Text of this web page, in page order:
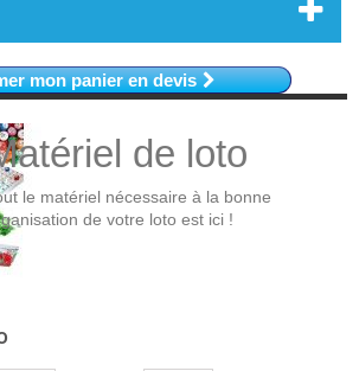
mon panier en devis
de loto
le matériel nécessaire à la bonne
de votre loto est ici !